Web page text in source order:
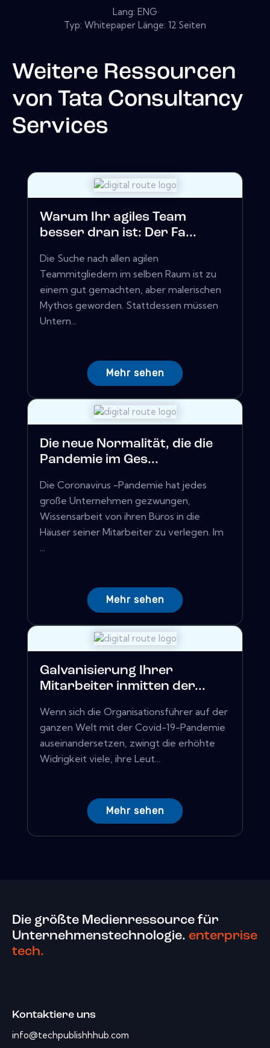
Lang: ENG
Typ: Whitepaper Länge: 12 Seiten
Weitere Ressourcen
von Tata Consultancy
Services
Warum Ihr agiles Team
besser dran ist: Der Fa...
Die Suche nach allen agilen
Teammitgliedern im selben Raum ist zu
einem gut gemachten, aber malerischen
Mythos geworden. Stattdessen müssen
Untern...
Mehr sehen
Die neue Normalität, die die
Pandemie im Ges...
Die Coronavirus -Pandemie hat jedes
große Unternehmen gezwungen,
Wissensarbeit von ihren Büros in die
Häuser seiner Mitarbeiter zu verlegen. Im
...
Mehr sehen
Galvanisierung Ihrer
Mitarbeiter inmitten der...
Wenn sich die Organisationsführer auf der
ganzen Welt mit der Covid-19-Pandemie
auseinandersetzen, zwingt die erhöhte
Widrigkeit viele, ihre Leut...
Mehr sehen
Die größte Medienressource für
Unternehmenstechnologie. enterprise
tech.
Kontaktiere uns
info@techpublishhhub.com